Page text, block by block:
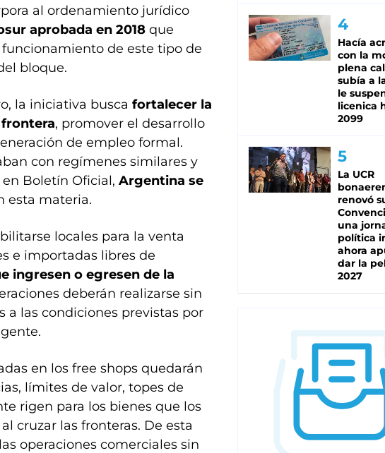
al ordenamiento jurídico
aprobada en 2018 que
de este tipo de
bloque.
la iniciativa busca fortalecer la
, promover el desarrollo
de empleo formal.
con regímenes similares y
Boletín Oficial, Argentina se
esta materia.
locales para la venta
e importadas libres de
ingresen o egresen de la
deberán realizarse sin
a las condiciones previstas por
en los free shops quedarán
límites de valor, topes de
rigen para los bienes que los
cruzar las fronteras. De esta
operaciones comerciales sin
Hacía
con la
plena
subía a
le
licenica
2099
La UCR
renovó
una
política
ahora
dar la
2027